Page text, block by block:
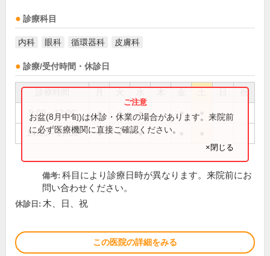
診療科目
内科 眼科 循環器科 皮膚科
診療/受付時間・休診日
祝
9:00～12:00 ● ● ● ●
14:30～17:00 ● ● ●
お盆(8月中旬)は休診・休業の場合があります。来院前
に必ず医療機関に直接ご確認ください。
×閉じる
備考: 科目により診療日時が異なります。来院前にお
問い合わせください。
休診日: 木、日、祝
この医院の詳細をみる